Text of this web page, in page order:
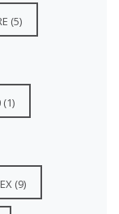
(5)
(1)
(9)